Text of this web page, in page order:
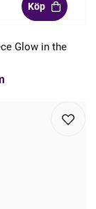
Köp
Glow in the